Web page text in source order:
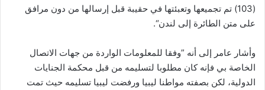
(103) تم تجميعها وتعبئتها في حقيبة قبل إرسالها من دون مرافق
على متن الطائرة إلى لندن“.
وأشار عامر إلى أنه ”وفقا للمعلومات الواردة من جهات الاتصال
الخاصة بي فإنه كان مطلوبا لتسليمه من قبل محكمة الجنايات
الدولية، لكن بصفته مواطنا ليبيا ورفضت ليبيا تسليمه حيث تمت